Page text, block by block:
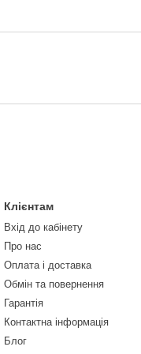
Клієнтам
Вхід до кабінету
Про нас
Оплата і доставка
Обмін та повернення
Гарантія
Контактна інформація
Блог